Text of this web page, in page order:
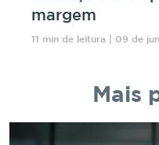
margem
11 min de leitura | 09 de
Mais